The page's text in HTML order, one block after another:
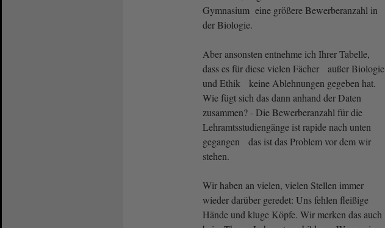
Gymnasium eine größere Bewerberanzahl in
der Biologie.
Aber ansonsten entnehme ich Ihrer Tabelle,
dass es für diese vielen Fächer außer Biologie
und Ethik keine Ablehnungen gegeben hat.
Wie fügt sich das dann anhand der Daten
zusammen? - Die Bewerberanzahl für die
Lehramtsstudiengänge ist rapide nach unten
gegangen das ist das Problem vor dem wir
stehen.
Wir haben an vielen, vielen Stellen immer
wieder darüber geredet: Uns fehlen fleißige
Hände und kluge Köpfe. Wir merken das auch